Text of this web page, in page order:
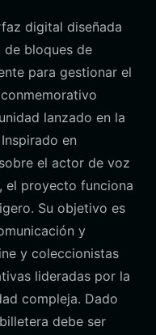
digital diseñada
de bloques de
para gestionar el
lanzado en la
en
el actor de voz
el proyecto funciona
Su objetivo es
y
y coleccionistas
lideradas por la
compleja. Dado
debe ser